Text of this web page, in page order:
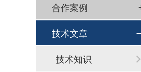
合作案例
技术文章
技术知识